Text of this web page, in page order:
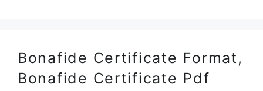
Bonafide Certificate Format,
Bonafide Certificate Pdf